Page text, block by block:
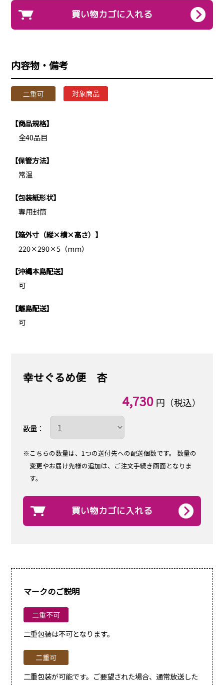
買い物カゴに入れる
内容物・備考
【商品規格】
全40品目
【保管方法】
常温
【包装紙形状】
専用封筒
【箱外寸（縦×横×高さ）】
220×290×5（mm）
【沖縄本島配送】
可
【離島配送】
可
幸せぐるめ便 杏
4,730 円（税込）
数量：
※こちらの数量は、1つの送付先への配送個数です。
数量の
変更やお届け先様の追加は、ご注文手続き画面となりま
す。
買い物カゴに入れる
マークのご説明
二重包装は不可となります。
二重包装が可能です。ご要望された場合、通常放送した